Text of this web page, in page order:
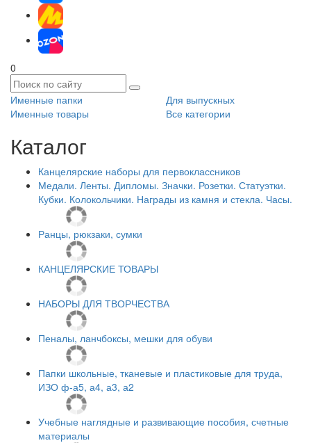
0
Именные папки
Для выпускных
Именные товары
Все категории
Каталог
Канцелярские наборы для первоклассников
Медали. Ленты. Дипломы. Значки. Розетки. Статуэтки.
Кубки. Колокольчики. Награды из камня и стекла. Часы.
Ранцы, рюкзаки, сумки
КАНЦЕЛЯРСКИЕ ТОВАРЫ
НАБОРЫ ДЛЯ ТВОРЧЕСТВА
Пеналы, ланчбоксы, мешки для обуви
Папки школьные, тканевые и пластиковые для труда,
ИЗО ф-а5, а4, а3, а2
Учебные наглядные и развивающие пособия, счетные
материалы